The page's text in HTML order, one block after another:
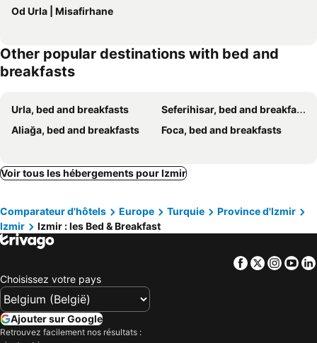
Od Urla | Misafirhane
Other popular destinations with bed and
breakfasts
Urla, bed and breakfasts
Seferihisar, bed and breakfasts
Aliağa, bed and breakfasts
Foca, bed and breakfasts
Voir tous les hébergements pour Izmir
Comparateur d'hôtels Europe Turquie
Province d'Izmir
Izmir
Izmir : les Bed & Breakfast
Facebook
Twitter
Choisissez votre pays
Ajouter sur Google
Retrouvez facilement nos résultats :